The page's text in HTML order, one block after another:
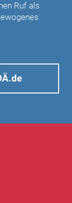
Ruf als